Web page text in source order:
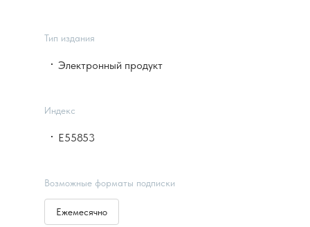
Тип издания
Электронный продукт
Индекс
Е55853
Возможные форматы подписки
Ежемесячно